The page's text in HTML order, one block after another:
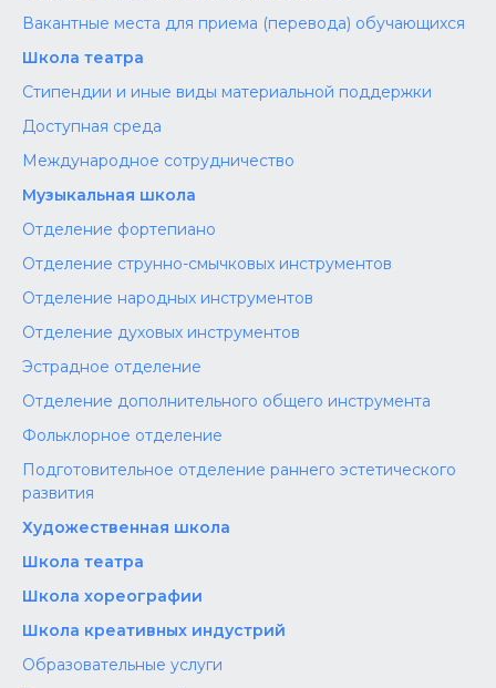
Вакантные места для приема (перевода) обучающихся
Школа театра
Стипендии и иные виды материальной поддержки
Доступная среда
Международное сотрудничество
Музыкальная школа
Отделение фортепиано
Отделение струнно-смычковых инструментов
Отделение народных инструментов
Отделение духовых инструментов
Эстрадное отделение
Отделение дополнительного общего инструмента
Фольклорное отделение
Подготовительное отделение раннего эстетического
развития
Художественная школа
Школа‌‌‌‌ театра
Школа хореографии
Школа креативных индустрий
Образовательные услуги